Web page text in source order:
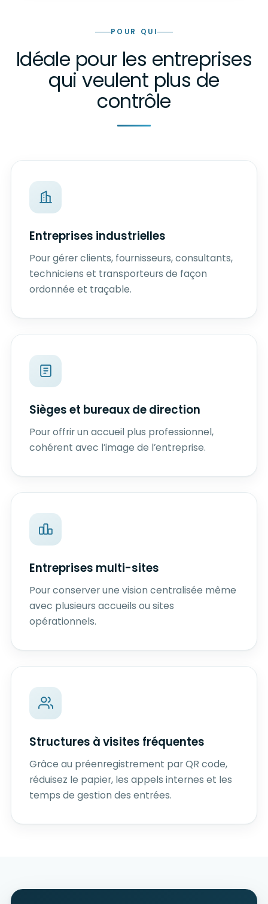
POUR QUI
Idéale pour les entreprises
qui veulent plus de
contrôle
Entreprises industrielles
Pour gérer clients, fournisseurs, consultants,
techniciens et transporteurs de façon
ordonnée et traçable.
Sièges et bureaux de direction
Pour offrir un accueil plus professionnel,
cohérent avec l’image de l’entreprise.
Entreprises multi-sites
Pour conserver une vision centralisée même
avec plusieurs accueils ou sites
opérationnels.
Structures à visites fréquentes
Grâce au préenregistrement par QR code,
réduisez le papier, les appels internes et les
temps de gestion des entrées.